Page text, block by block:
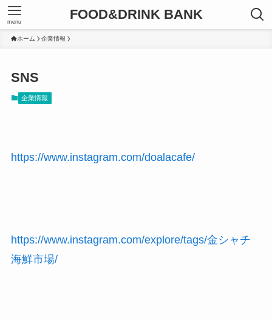
FOOD&DRINK BANK
menu
ホーム 企業情報
SNS
企業情報
https://www.instagram.com/doalacafe/
https://www.instagram.com/explore/tags/金シャチ
海鮮市場/